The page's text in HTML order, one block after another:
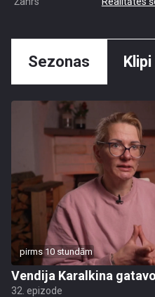
Sezonas Klipi
pirms 10 stundām
Vendija Karalkina
32. epizode